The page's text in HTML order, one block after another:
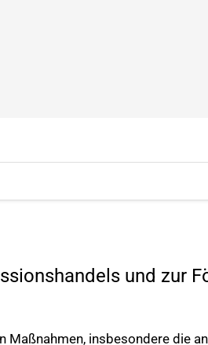
und zur
insbesondere die